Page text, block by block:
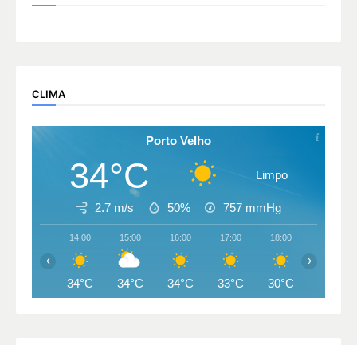
CLIMA
Porto Velho
34°C Limpo
2.7 m/s 50% 757 mmHg
14:00
34°C
15:00
34°C
16:00
34°C
17:00
33°C
18:00
30°C
‹ ›